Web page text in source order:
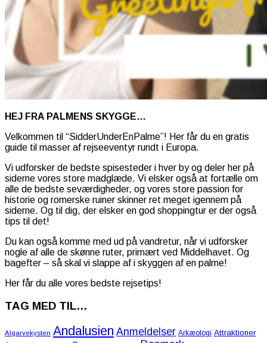
HEJ FRA PALMENS SKYGGE…
Velkommen til “SidderUnderEnPalme”! Her får du en gratis
guide til masser af rejseeventyr rundt i Europa.
Vi udforsker de bedste spisesteder i hver by og deler her på
siderne vores store madglæde. Vi elsker også at fortælle om
alle de bedste seværdigheder, og vores store passion for
historie og romerske ruiner skinner ret meget igennem på
siderne. Og til dig, der elsker en god shoppingtur er der også
tips til det!
Du kan også komme med ud på vandretur, når vi udforsker
nogle af alle de skønne ruter, primært ved Middelhavet. Og
bagefter – så skal vi slappe af i skyggen af en palme!
Her får du alle vores bedste rejsetips!
TAG MED TIL…
Algarvekysten Andalusien Anmeldelser Arkæologi Attraktioner